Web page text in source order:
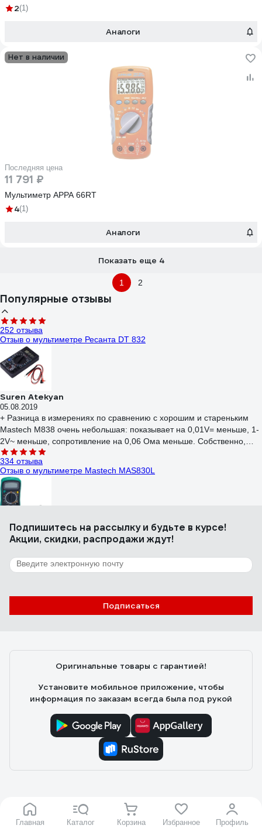
Главная Каталог Корзина Избранное Профиль
2(1)
Аналоги
Нет в наличии
Последняя цена
11 791 ₽
Мультиметр APPA 66RT
4(1)
Аналоги
Показать еще 4
1 2
Популярные отзывы
252 отзыва
Отзыв о мультиметре Ресанта DT 832
Suren Atekyan
05.08.2019
+ Разница в измерениях по сравнению с хорошим и стареньким
Mastech M838 очень небольшая: показывает на 0,01V= меньше, 1-
2V~ меньше, сопротивление на 0,06 Ома меньше. Собственно,
сам тестер не врет, причина занижения показаний - провода, с
щупами от Maste
334 отзыва
Отзыв о мультиметре Mastech MAS830L
Петр К.
15.03.2020
70 отзывов
перестройки. Ни разу не подвел.
Подпишитесь на рассылкуи будьте в курсе!
Акции, скидки, распродажи ждут!
Подписаться
Оригинальные товары с гарантией!
Установите мобильное приложение, чтобы
информация по заказам всегда была под рукой
Каталог
Адреса магазинов